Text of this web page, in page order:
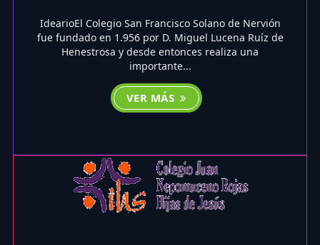
IdearioEl Colegio San Francisco Solano de Nervión
fue fundado en 1.956 por D. Miguel Lucena Ruíz de
Henestrosa y desde entonces realiza una
importante...
VER MÁS